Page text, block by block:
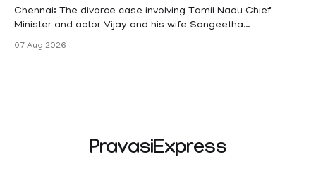
maternity
Chennai: The divorce case involving Tamil Nadu Chief
Minister and actor Vijay and his wife Sangeetha
Sowrnalingam has taken a new turn after Sangeetha
07 Aug 2026
PravasiExpress